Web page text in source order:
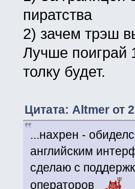
пиратства
2) зачем трэш
Лучше поиграй
толку будет.
Цитата: Altmer от
...нахрен -
английским
сделаю с
операторов